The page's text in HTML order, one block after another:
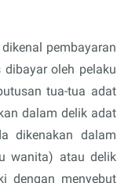
pembayaran
oleh pelaku
tua-tua adat
dalam delik adat
dikenakan dalam
wanita) atau delik
dengan menyebut